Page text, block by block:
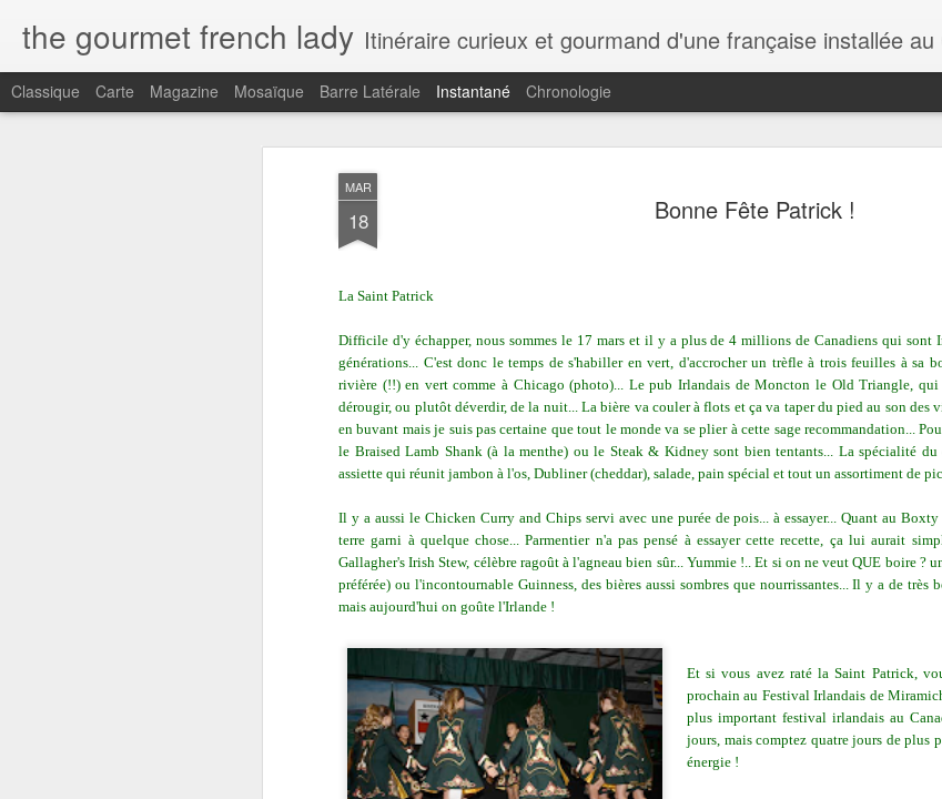
MAR
18 Bonne Fête Patrick !
La Saint Patrick
Difficile d'y échapper, nous sommesle 17 mars et il y a plus de 4 millions de Canadiens qui sont
générations... C'est donc le temps de s'habiller en vert, d'accrocher un trèfle à trois feuilles à sa
rivière (!!) en vert comme à Chicago (photo)... Le pub Irlandais de Moncton le Old Triangle, qui
dérougir, ou plutôt déverdir, de la nuit... La bière va couler à flots et ça va taper du pied au son
en buvant mais je suis pas certaine que tout le monde va se plier à cette sage recommandation...
le Braised Lamb Shank (à la menthe) ou le Steak & Kidney sont bien tentants... La spécialité
assiette qui réunit jambon à l'os, Dubliner (cheddar), salade, pain spécial et tout un assortiment de
Il y a aussi le Chicken Curry and Chips servi avec une purée de pois... à essayer... Quant au
terre garni à quelque chose... Parmentier n'a pas pensé à essayer cette recette, ça lui aurait
Gallagher's Irish Stew, célèbre ragoût à l'agneau bien sûr... Yummie !.. Et si on ne veut QUE boire ?
préférée) ou l'incontournable Guinness, des bières aussi sombres que nourrissantes... Il y a de très
mais aujourd'hui on goûte l'Irlande !
Et si vous avez raté la Saint Patrick,
prochain au Festival Irlandais de
plus important festival irlandais au
jours, mais comptez quatre jours de plus
énergie !
the gourmet french lady Itinéraire curieux et gourmand d'une française installée au
Classique Carte Magazine Mosaïque Barre Latérale Instantané Chronologie
Bizarreries